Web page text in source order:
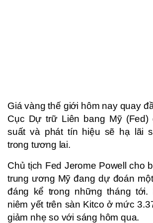
Giá vàng thế giới hôm nay quay
Cục Dự trữ Liên bang Mỹ (Fed)
suất và phát tín hiệu sẽ hạ lãi
trong tương lai.
Chủ tịch Fed Jerome Powell cho
trung ương Mỹ đang dự đoán
đáng kể trong những tháng tới.
niêm yết trên sàn Kitco ở mức
giảm nhẹ so với sáng hôm qua.